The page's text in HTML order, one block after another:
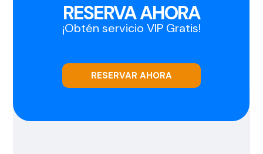
RESERVA AHORA
¡Obtén servicio VIP Gratis!
RESERVAR AHORA